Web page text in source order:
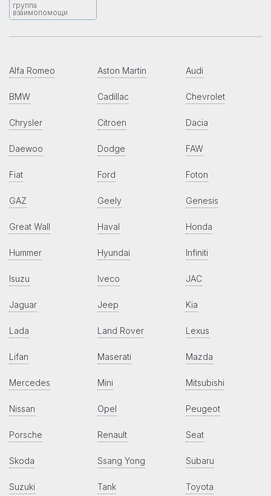
группа
взаимопомощи
Alfa Romeo Aston Martin Audi
BMW Cadillac Chevrolet
Chrysler Citroen Dacia
Daewoo Dodge FAW
Fiat Ford Foton
GAZ Geely Genesis
Great Wall Haval Honda
Hummer Hyundai Infiniti
Isuzu Iveco JAC
Jaguar Jeep Kia
Lada Land Rover Lexus
Lifan Maserati Mazda
Mercedes Mini Mitsubishi
Nissan Opel Peugeot
Porsche Renault Seat
Skoda Ssang Yong Subaru
Suzuki Tank Toyota